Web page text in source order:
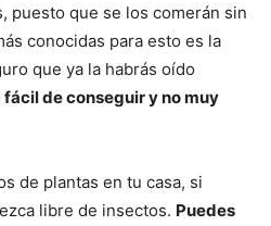
puesto que se los comerán sin
conocidas para esto es la
que ya la habrás oído
fácil de conseguir y no muy
de plantas en tu casa, si
libre de insectos. Puedes